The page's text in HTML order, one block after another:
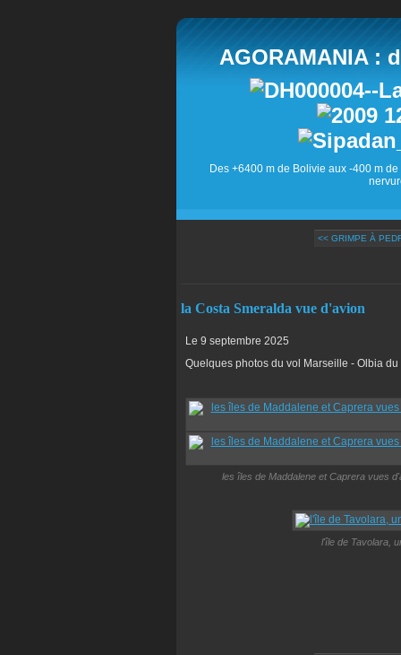
AGORAMANIA :
Des +6400 m de Bolivie aux -400 m
<< GRIMPE À
la Costa Smeralda vue d'avion
Le 9 septembre 2025
Quelques photos du vol Marseille - Olbia
les îles de Maddalene et Caprera vues
l'île de Tavolara,